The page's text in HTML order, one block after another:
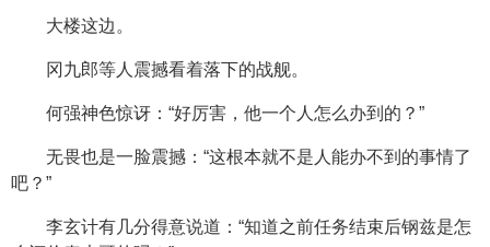
大楼这边。
冈九郎等人震撼看着落下的战舰。
何强神色惊讶：“好厉害，他一个人怎么办到的？”
无畏也是一脸震撼：“这根本就不是人能办不到的事情了
吧？”
李玄计有几分得意说道：“知道之前任务结束后钢兹是怎